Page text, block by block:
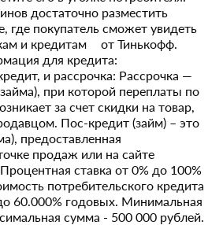
достаточно разместить
где покупатель сможет увидеть
и кредитам от Тинькофф.
для кредита:
и рассрочка: Рассрочка —
при которой переплаты по
за счет скидки на товар,
Пос-кредит (займ) – это
предоставленная
продаж или на сайте
ставка от 0% до 100%
потребительского кредита
60.000% годовых. Минимальная
сумма - 500 000 рублей.